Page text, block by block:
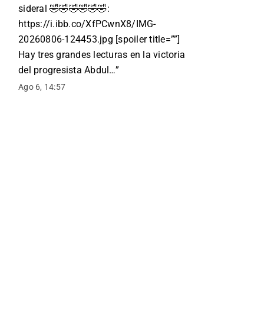
sideral 🤣🤣🤣🤣🤣🤣:
https://i.ibb.co/XfPCwnX8/IMG-
20260806-124453.jpg [spoiler title=””]
Hay tres grandes lecturas en la victoria
del progresista Abdul…”
Ago 6, 14:57